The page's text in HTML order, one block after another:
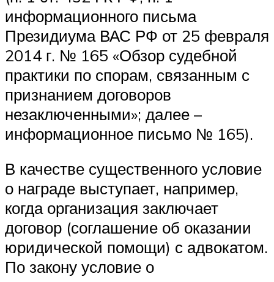
информационного письма
Президиума ВАС РФ от 25 февраля
2014 г. № 165 «Обзор судебной
практики по спорам, связанным с
признанием договоров
незаключенными»; далее –
информационное письмо № 165).
В качестве существенного условие
о награде выступает, например,
когда организация заключает
договор (соглашение об оказании
юридической помощи) с адвокатом.
По закону условие о